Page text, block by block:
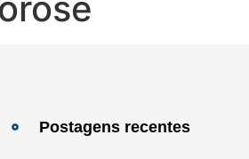
Postagens recentes